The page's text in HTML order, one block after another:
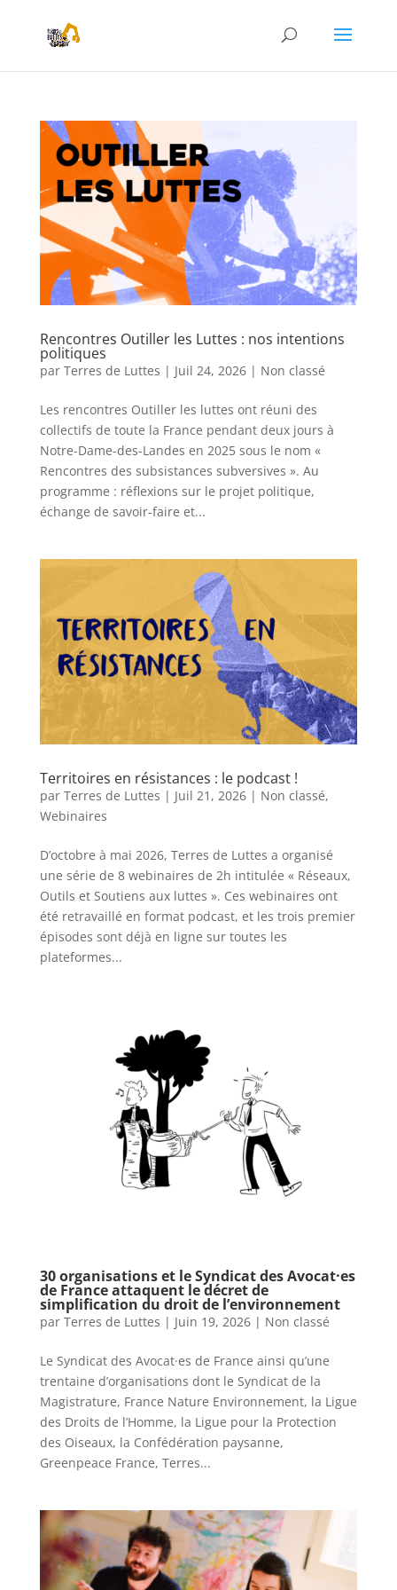
Rencontres Outiller les Luttes : nos intentions
politiques
par Terres de Luttes | Juil 24, 2026| Non classé
Les rencontres Outiller les luttes ont réuni des
collectifs de toute la France pendant deux jours à
Notre-Dame-des-Landes en 2025 sous le nom «
Rencontres des subsistances subversives ». Au
programme : réflexions sur le projet politique,
échange de savoir-faire et...
Territoires en résistances : le podcast !
par Terres de Luttes | Juil 21, 2026| Non classé,
Webinaires
D’octobre à mai 2026, Terres de Luttes a organisé
une série de 8 webinaires de 2h intitulée « Réseaux,
Outils et Soutiens aux luttes ». Ces webinaires ont
été retravaillé en format podcast, et les trois premier
épisodes sont déjà en ligne sur toutes les
plateformes...
30 organisations et le Syndicat des Avocat·es
de France attaquent le décret de
simplification du droit de l’environnement
par Terres de Luttes | Juin 19, 2026| Non classé
Le Syndicat des Avocat·es de France ainsi qu’une
trentaine d’organisations dont le Syndicat de la
Magistrature, France Nature Environnement, la Ligue
des Droits de l’Homme, la Ligue pour la Protection
des Oiseaux, la Confédération paysanne,
Greenpeace France, Terres...